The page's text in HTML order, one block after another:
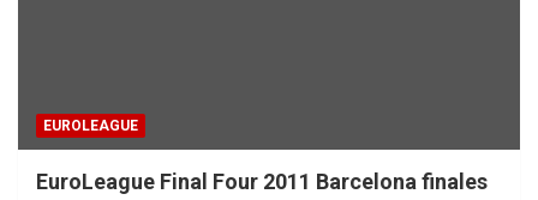
EUROLEAGUE
EuroLeague Final Four 2011 Barcelona finales